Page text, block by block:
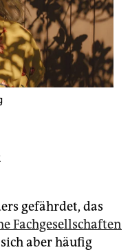
gefährdet, das
Fachgesellschaften
sich aber häufig